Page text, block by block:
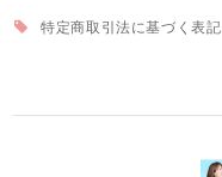
特定商取引法に基づく表記